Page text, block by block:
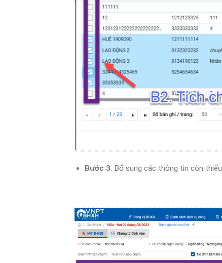
Bước 3: Bổ sung các thông tin còn thiếu